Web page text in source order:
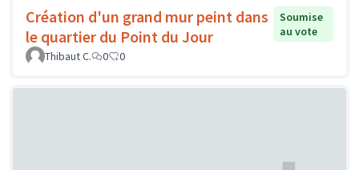
Création d'un grand mur peint dans
le quartier du Point du Jour
Soumise
au vote
Thibaut C.
0 0